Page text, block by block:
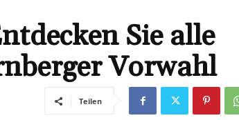
Sie alle
Vorwahl
Teilen